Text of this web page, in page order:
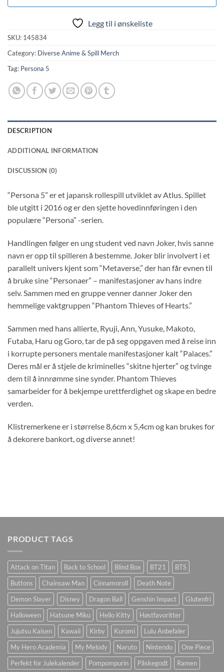
Legg til i ønskeliste
SKU: 145834
Category: Diverse Anime & Spill Merch
Tag: Persona 5
DESCRIPTION
ADDITIONAL INFORMATION
DISCUSSION (0)
“Persona 5” er et japansk rollespill utviklet av Atlus. Spillet
ble utgitt i 2016 og er den sjette hovedinnføringen i den
populære “Persona” -serien.
Handlingen følger en ung student ved navn Joker, hvis sanne
navn er opp til spilleren å bestemme. Joker blir involvert i et
parallelt univers kjent som “Metaverse,” der han får evnen til
å bruke sine “Personaer” – manifestasjoner av hans indre
selv. Sammen med en gruppe venner danner Joker den
hemmelige vaktgruppen “Phantom Thieves of Hearts.”
Sammen med hans allierte, Ryuji, Ann, Yusuke, Makoto,
Futaba, Haru og Goro, tar de på seg oppgaven med å reise inn
i korrupte personers mentale manifestasjoner kalt “Palaces.”
Deres mål er å stjele de kriminelles “skitne hjerter” og tvinge
dem til å innrømme sine synder. Phantom Thieves
samarbeider for å bekjempe urettferdighet og skape en bedre
verden.
Klistremerkene er i størrelse 8,6cm x 5,4cm og kan brukes for
å dekorere bankort, og diverse annet!
PRODUCT TAGS
Attack on Titan Back to School Blind Box BT21
BTS
Buttons
Chainsaw Man Cinnamoroll
Death Note
Demon Slayer
Disney Dragon Ball Genshin Impact
Glutenfri
Halloween
Hatsune Miku Hello Kitty
Høstfavoritter
Jujutsu Kaisen
Kawaii Kirby Kuromi
Lulu Anbefaler
My Hero Academia
My Melody Naruto Nintendo
One Piece
Perfekt for Julekalender
Pompompurin Påskegodt Ramen